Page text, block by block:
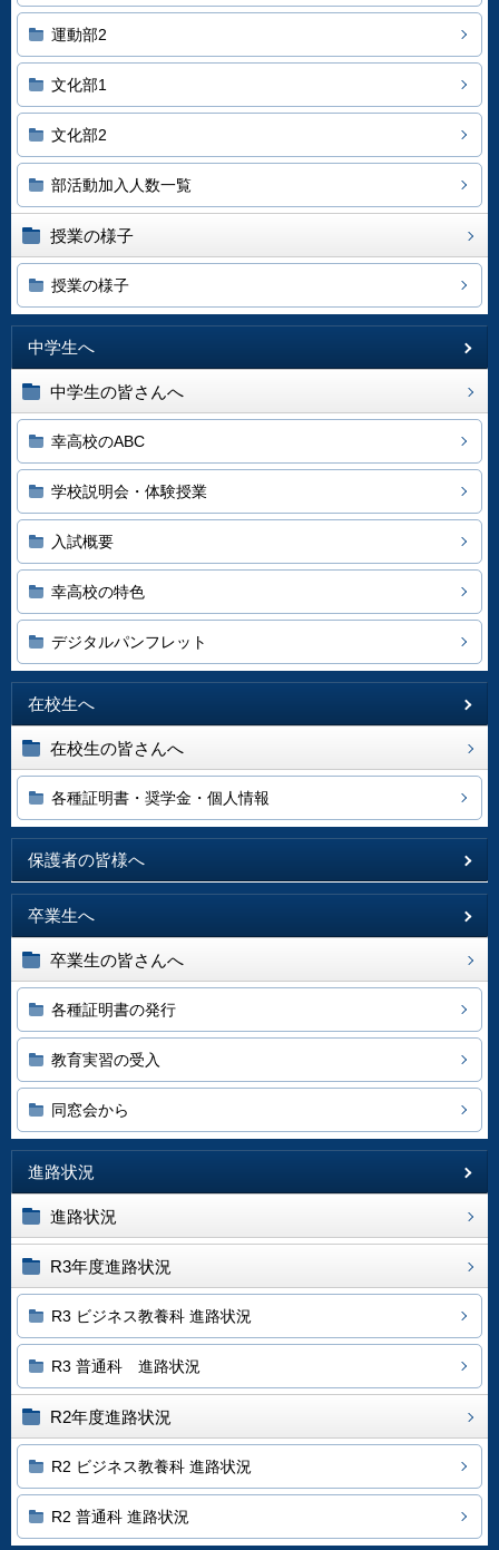
運動部2
文化部1
文化部2
部活動加入人数一覧
授業の様子
授業の様子
中学生へ
中学生の皆さんへ
幸高校のABC
学校説明会・体験授業
入試概要
幸高校の特色
デジタルパンフレット
在校生へ
在校生の皆さんへ
各種証明書・奨学金・個人情報
保護者の皆様へ
卒業生へ
卒業生の皆さんへ
各種証明書の発行
教育実習の受入
同窓会から
進路状況
進路状況
R3年度進路状況
R3 ビジネス教養科 進路状況
R3 普通科 進路状況
R2年度進路状況
R2 ビジネス教養科 進路状況
R2 普通科 進路状況